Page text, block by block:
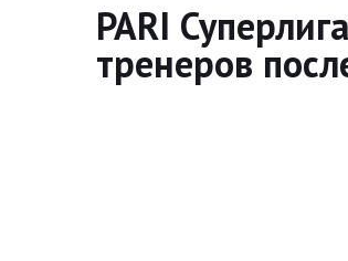
PARI
тренеров